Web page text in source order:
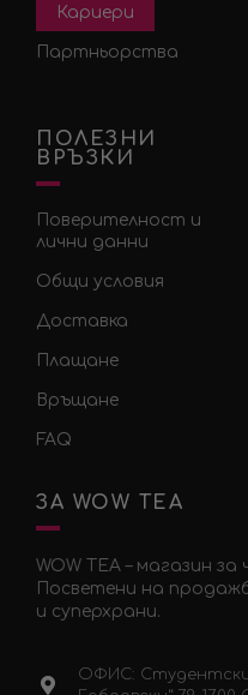
Кариери
Партньорства
ПОЛЕЗНИ
ВРЪЗКИ
Поверителност и
лични данни
Общи условия
Доставка
Плащане
Връщане
FAQ
ЗА WOW TEA
WOW TEA – магазин за
Посветени на
и суперхрани.
ОФИС: Студентски